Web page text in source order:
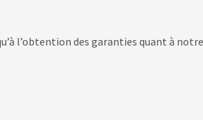
l’obtention des garanties quant à